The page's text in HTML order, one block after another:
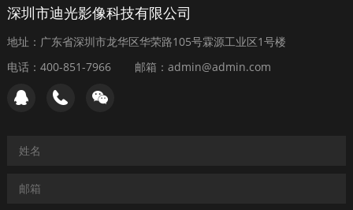
深圳市迪光影像科技有限公司
地址：广东省深圳市龙华区华荣路105号霖源工业区1号楼
电话：400-851-7966
邮箱：admin@admin.com